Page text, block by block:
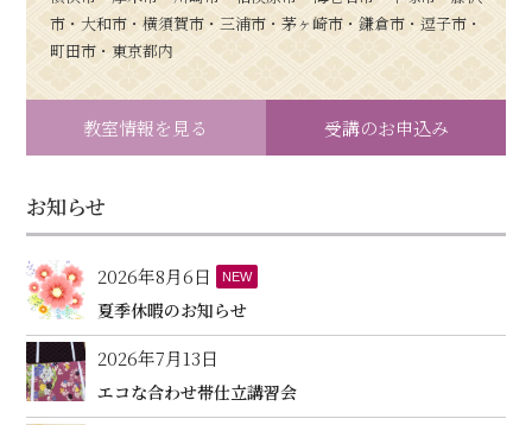
市・大和市・横須賀市・三浦市・茅ヶ崎市・鎌倉市・逗子市・
町田市・東京都内
教室情報を見る 受講のお申込み
お知らせ
2026年8月6日 NEW
夏季休暇のお知らせ
2026年7月13日
エコな合わせ帯仕立講習会